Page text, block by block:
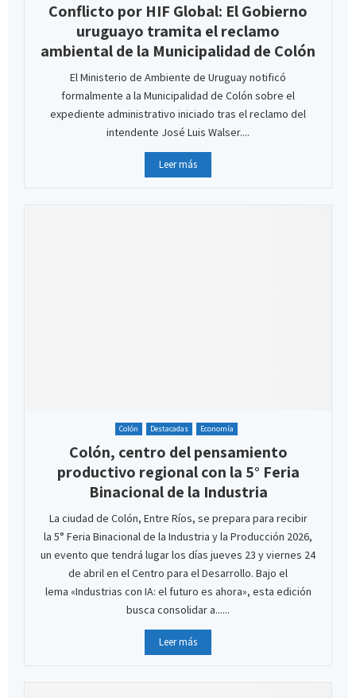
Conflicto por HIF Global: El Gobierno
uruguayo tramita el reclamo
ambiental de la Municipalidad de Colón
El Ministerio de Ambiente de Uruguay notificó
formalmente a la Municipalidad de Colón sobre el
expediente administrativo iniciado tras el reclamo del
intendente José Luis Walser....
Leer más
Colón Destacadas Economía
Colón, centro del pensamiento
productivo regional con la 5° Feria
Binacional de la Industria
La ciudad de Colón, Entre Ríos, se prepara para recibir
la 5° Feria Binacional de la Industria y la Producción 2026,
un evento que tendrá lugar los días jueves 23 y viernes 24
de abril en el Centro para el Desarrollo. Bajo el
lema «Industrias con IA: el futuro es ahora», esta edición
busca consolidar a......
Leer más